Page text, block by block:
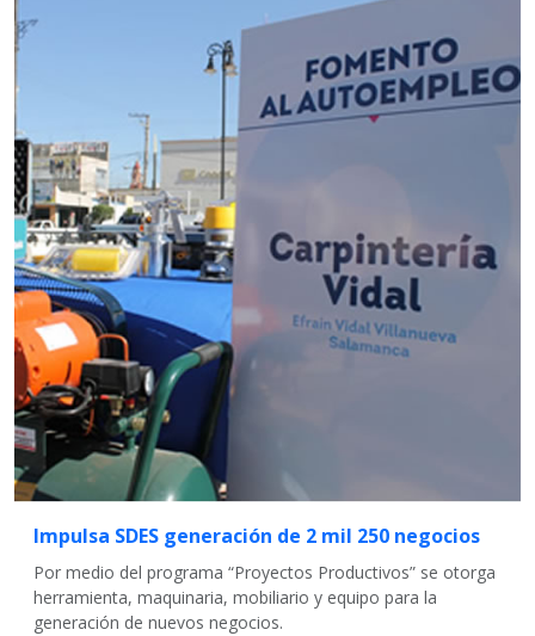
Impulsa SDES generación de 2 mil 250 negocios
Por medio del programa “Proyectos Productivos” se otorga
herramienta, maquinaria, mobiliario y equipo para la
generación de nuevos negocios.